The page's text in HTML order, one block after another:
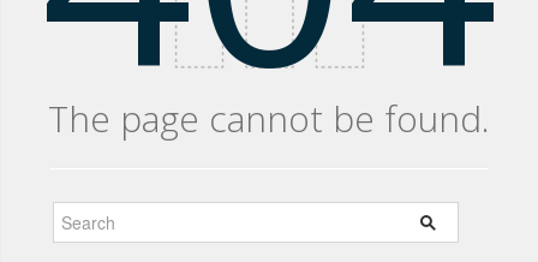
The page cannot be found.